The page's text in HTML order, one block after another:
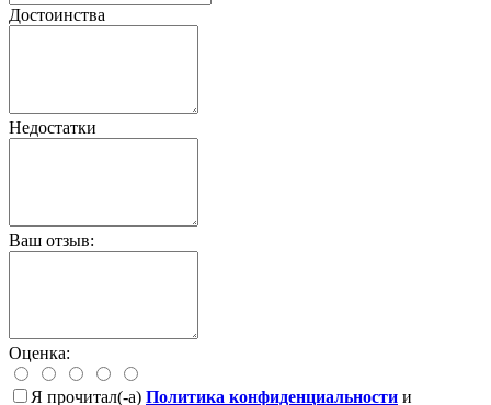
Достоинства
Недостатки
Ваш отзыв:
Оценка:
Я прочитал(-а) Политика конфиденциальности и